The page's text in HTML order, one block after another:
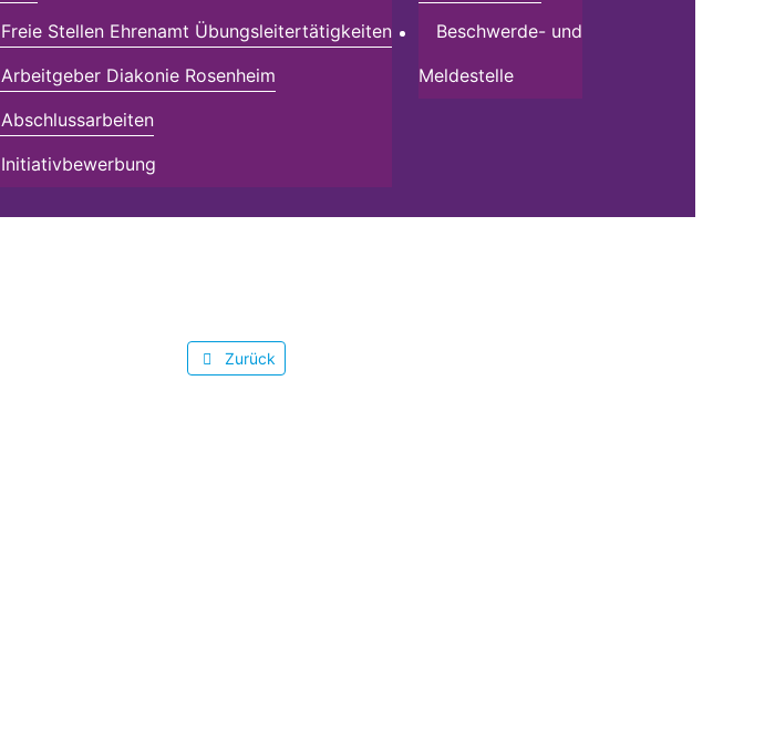
Freie Stellen Ehrenamt Übungsleitertätigkeiten
Arbeitgeber Diakonie Rosenheim
Abschlussarbeiten
Initiativbewerbung
Beschwerde- und
Meldestelle
Zurück